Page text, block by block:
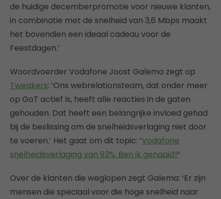
de huidige decemberpromotie voor nieuwe klanten,
in combinatie met de snelheid van 3,6 Mbps maakt
het bovendien een ideaal cadeau voor de
Feestdagen.’
Woordvoerder Vodafone Joost Galema zegt op
Tweakers: ‘Ons webrelationsteam, dat onder meer
op GoT actief is, heeft alle reacties in de gaten
gehouden. Dat heeft een belangrijke invloed gehad
bij de beslissing om de snelheidsverlaging niet door
te voeren.’ Het gaat om dit topic: ‘Vodafone
snelheidsverlaging van 93%. Ben ik genaaid?’
Over de klanten die weglopen zegt Galema: ‘Er zijn
mensen die speciaal voor die hoge snelheid naar